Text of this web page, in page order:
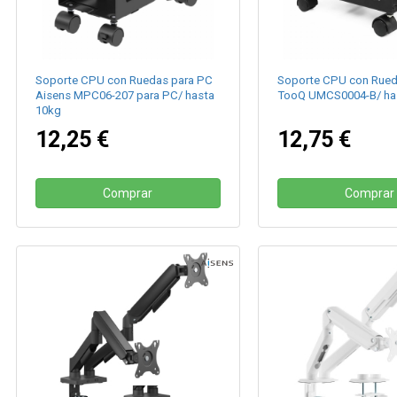
Soporte CPU con Ruedas para PC
Aisens MPC06-207 para PC/ hasta
10kg
12,25 €
Comprar
Soporte CPU con
TooQ UMCS0004-B/
12,75 €
Comprar